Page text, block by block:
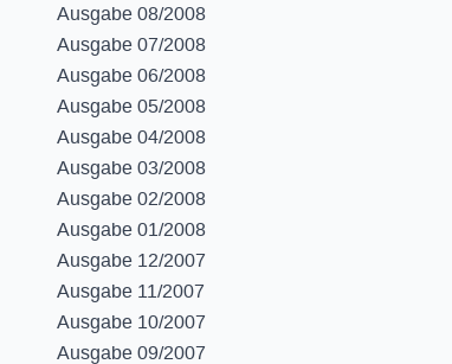
Ausgabe 08/2008
Ausgabe 07/2008
Ausgabe 06/2008
Ausgabe 05/2008
Ausgabe 04/2008
Ausgabe 03/2008
Ausgabe 02/2008
Ausgabe 01/2008
Ausgabe 12/2007
Ausgabe 11/2007
Ausgabe 10/2007
Ausgabe 09/2007